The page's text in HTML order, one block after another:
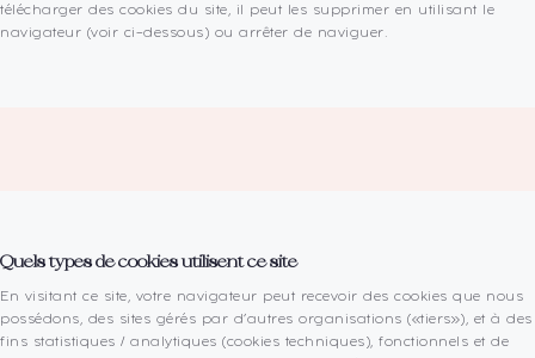
télécharger des cookies du site, il peut les supprimer en utilisant le
navigateur (voir ci-dessous) ou arrêter de naviguer.
Quels types de cookies utilisent ce site
En visitant ce site, votre navigateur peut recevoir des cookies que nous
possédons, des sites gérés par d’autres organisations («tiers»), et à des
fins statistiques / analytiques (cookies techniques), fonctionnels et de